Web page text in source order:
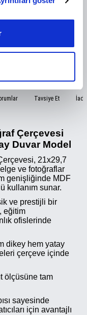
veya hizmetlerini
ve analiz
Tavsiye Et
Çerçevesi
Duvar Model
21x29,7
ve fotoğraflar
genişliğinde MDF
kullanım sunar.
ve prestijli bir
eğitim
ofislerinde
dikey hem yatay
çerçeve içinde
ölçüsüne tam
sayesinde
için avantajlı